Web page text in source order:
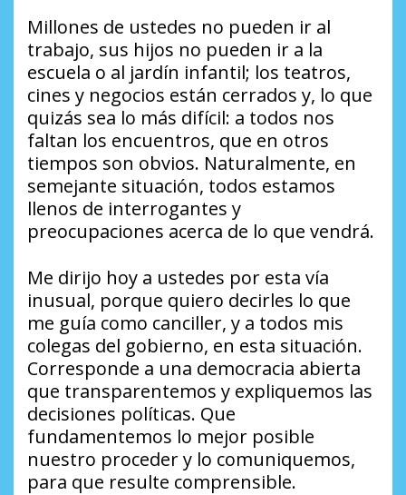
Millones de ustedes no pueden ir al
trabajo, sus hijos no pueden ir a la
escuela o al jardín infantil; los teatros,
cines y negocios están cerrados y, lo que
quizás sea lo más difícil: a todos nos
faltan los encuentros, que en otros
tiempos son obvios. Naturalmente, en
semejante situación, todos estamos
llenos de interrogantes y
preocupaciones acerca de lo que vendrá.
Me dirijo hoy a ustedes por esta vía
inusual, porque quiero decirles lo que
me guía como canciller, y a todos mis
colegas del gobierno, en esta situación.
Corresponde a una democracia abierta
que transparentemos y expliquemos las
decisiones políticas. Que
fundamentemos lo mejor posible
nuestro proceder y lo comuniquemos,
para que resulte comprensible.